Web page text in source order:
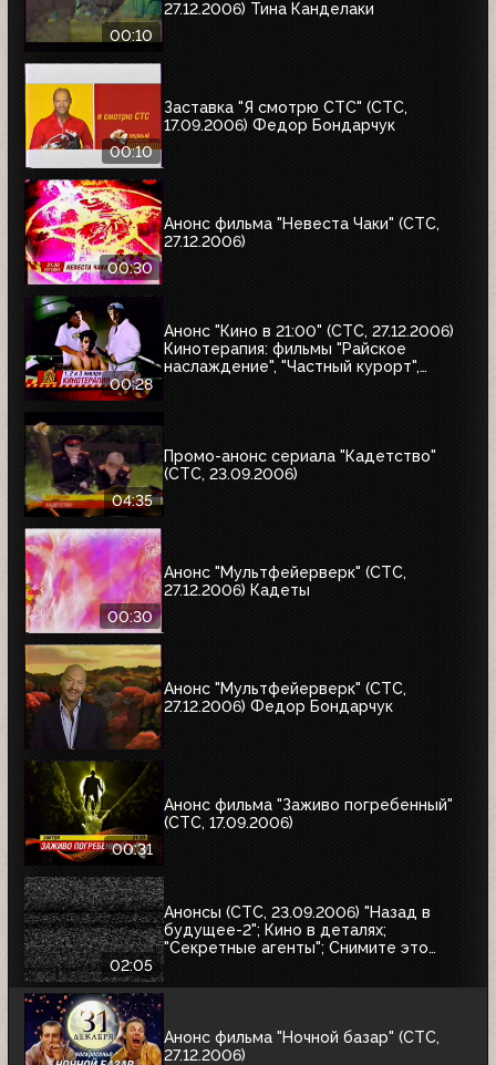
00:10
27.12.2006) Тина Канделаки
00:10
Заставка "Я смотрю СТС" (СТС,
17.09.2006) Федор Бондарчук
00:30
Анонс фильма "Невеста Чаки" (СТС,
27.12.2006)
00:28
Анонс "Кино в 21:00" (СТС, 27.12.2006)
Кинотерапия: фильмы "Райское
наслаждение", "Частный курорт",
04:35
Промо-анонс сериала "Кадетство"
(СТС, 23.09.2006)
00:30
Анонс "Мультфейерверк" (СТС,
27.12.2006) Кадеты
Анонс "Мультфейерверк" (СТС,
27.12.2006) Федор Бондарчук
00:31
Анонс фильма "Заживо погребенный"
(СТС, 17.09.2006)
02:05
Анонсы (СТС, 23.09.2006) "Назад в
будущее-2"; Кино в деталях;
"Секретные агенты"; Снимите это
Анонс фильма "Ночной базар" (СТС,
27.12.2006)